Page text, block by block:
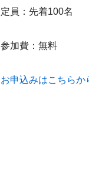
定員：先着100名
参加費：無料
お申込みはこちらか